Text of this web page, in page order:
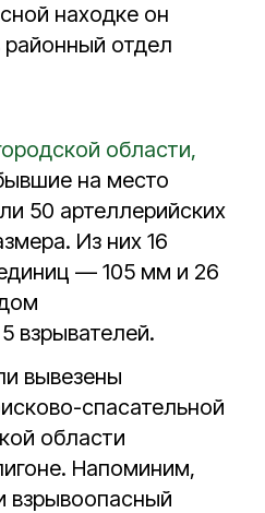
находке он
отдел
области,
на место
50 артеллерийских
Из них 16
— 105 мм и 26
взрывателей.
вывезены
спасательной
области
Напоминим,
взрывоопасный